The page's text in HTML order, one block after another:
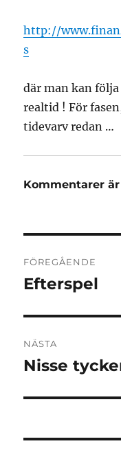
http://
s
där man kan
realtid ! För
tidevarv redan …
Kommentarer
FÖREGÅENDE
Föregående
Efterspel
NÄSTA
Nästa
Nisse